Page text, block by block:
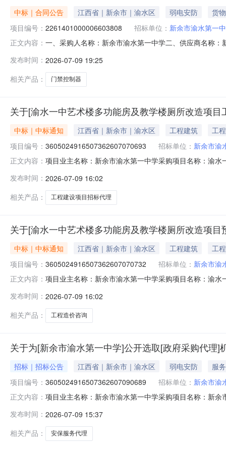
中标｜合同公告 江西省｜新余市｜渝水区 弱电安防
货物
项目编号： 2261401000006603808 招标单位： 新余市渝水第一
正文内容： 一、采购人名称：新余市渝水第一中学二、供应商名称
威视/HIKVISIONISD-SMG930LC-PI个
发布时间： 2026-07-09 19:25
相关产品：
门禁控制器
关于[渝水一中艺术楼多功能房及教学楼厕所改造项
中标｜中标通知 江西省｜新余市｜渝水区 工程建筑
工程
项目编号： 3605024916507362607070693 招标单位： 新余市渝
正文内容： 项目业主名称：新余市渝水第一中学采购项目名称：渝
高不超过7500元。洽谈时间：3（个工作日）签订合同
发布时间： 2026-07-09 16:02
相关产品：
工程建设项目招标代理
关于[渝水一中艺术楼多功能房及教学楼厕所改造项
中标｜中标通知 江西省｜新余市｜渝水区 工程建筑
工程
项目编号： 3605024916507362607070732 招标单位： 新余市渝
正文内容： 项目业主名称：新余市渝水第一中学采购项目名称：渝
元洽谈时间：3（个工作日）签订合同时间：15（个工作
发布时间： 2026-07-09 16:02
相关产品：
工程造价咨询
关于为[新余市渝水第一中学]公开选取[政府采购代理]
招标｜招标公告 江西省｜新余市｜渝水区 弱电安防
服务
项目编号： 3605024916507362607090689 招标单位： 新余市渝
正文内容： 项目业主名称：新余市渝水第一中学采购项目名称：新
项目政府采购代理洽谈时间：3（个工作日）签订合同时
发布时间： 2026-07-09 15:37
相关产品：
安保服务代理